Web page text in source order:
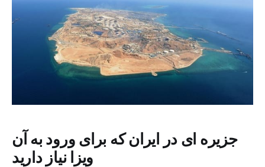
جزیره ای در ایران که برای ورود به آن
ویزا نیاز دارید